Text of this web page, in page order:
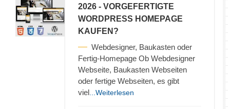
2026 - VORGEFERTIGTE
WORDPRESS HOMEPAGE
KAUFEN?
Webdesigner, Baukasten oder
Fertig-Homepage Ob Webdesigner
Webseite, Baukasten Webseiten
oder fertige Webseiten, es gibt
viel ...Weiterlesen